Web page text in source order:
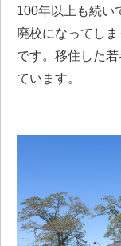
100年以上も続い
廃校になってし
です。移住した
ています。